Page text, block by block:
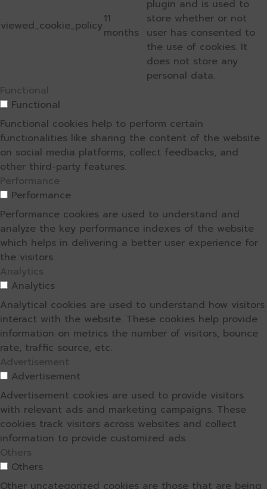
viewed_cookie_policy11
months
plugin and is used to
store whether or not
user has consented to
the use of cookies. It
does not store any
personal data.
Functional
Functional
Functional cookies help to perform certain
functionalities like sharing the content of the website
on social media platforms, collect feedbacks, and
other third-party features.
Performance
Performance
Performance cookies are used to understand and
analyze the key performance indexes of the website
which helps in delivering a better user experience for
the visitors.
Analytics
Analytics
Analytical cookies are used to understand how visitors
interact with the website. These cookies help provide
information on metrics the number of visitors, bounce
rate, traffic source, etc.
Advertisement
Advertisement
Advertisement cookies are used to provide visitors
with relevant ads and marketing campaigns. These
cookies track visitors across websites and collect
information to provide customized ads.
Others
Others
Other uncategorized cookies are those that are being